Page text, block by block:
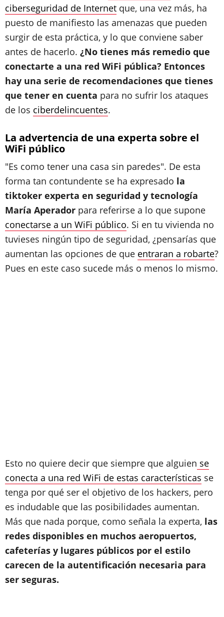
ciberseguridad de Internet que, una vez más, ha
puesto de manifiesto las amenazas que pueden
surgir de esta práctica, y lo que conviene saber
antes de hacerlo. ¿No tienes más remedio que
conectarte a una red WiFi pública? Entonces
hay una serie de recomendaciones que tienes
que tener en cuenta para no sufrir los ataques
de los ciberdelincuentes.
La advertencia de una experta sobre el
WiFi público
"Es como tener una casa sin paredes". De esta
forma tan contundente se ha expresado la
tiktoker experta en seguridad y tecnología
María Aperador para referirse a lo que supone
conectarse a un WiFi público. Si en tu vivienda no
tuvieses ningún tipo de seguridad, ¿pensarías que
aumentan las opciones de que entraran a robarte?
Pues en este caso sucede más o menos lo mismo.
Esto no quiere decir que siempre que alguien se
conecta a una red WiFi de estas características se
tenga por qué ser el objetivo de los hackers, pero
es indudable que las posibilidades aumentan.
Más que nada porque, como señala la experta, las
redes disponibles en muchos aeropuertos,
cafeterías y lugares públicos por el estilo
carecen de la autentificación necesaria para
ser seguras.